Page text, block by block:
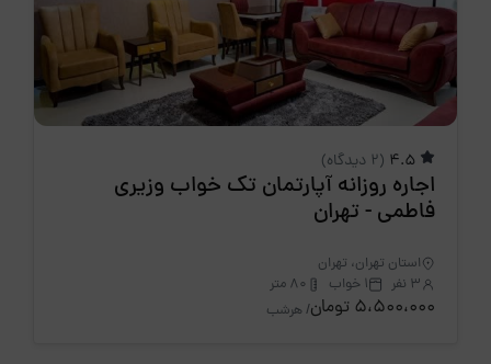
(2 دیدگاه)
اجاره روزانه آپارتمان تک خواب وزیری
فاطمی - تهران
استان تهران، تهران
3 نفر
1 خواب 80 متر
5،500،000 تومان / هرشب